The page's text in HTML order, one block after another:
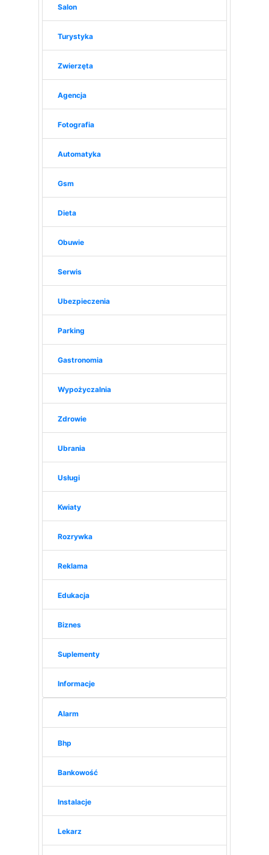
Salon
Turystyka
Zwierzęta
Agencja
Fotografia
Automatyka
Gsm
Dieta
Obuwie
Serwis
Ubezpieczenia
Parking
Gastronomia
Wypożyczalnia
Zdrowie
Ubrania
Usługi
Kwiaty
Rozrywka
Reklama
Edukacja
Biznes
Suplementy
Informacje
Alarm
Bhp
Bankowość
Instalacje
Lekarz